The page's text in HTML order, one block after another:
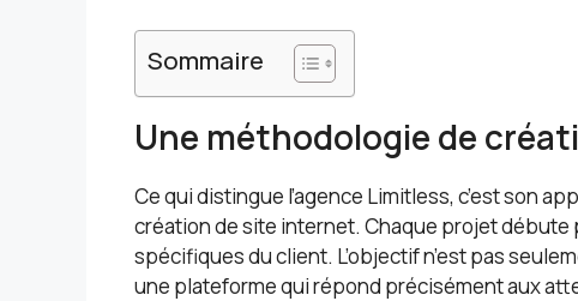
Sommaire
Une méthodologie de
Ce qui distingue l’agence Limitless, c’est son
création de site internet. Chaque projet débute
spécifiques du client. L’objectif n’est pas
une plateforme qui répond précisément aux